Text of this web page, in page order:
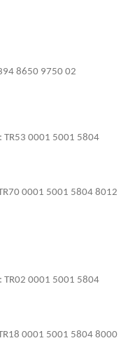
8650 9750 02
TR53 0001 5001 5804
0001 5001 5804 8012
TR02 0001 5001 5804
0001 5001 5804 8000